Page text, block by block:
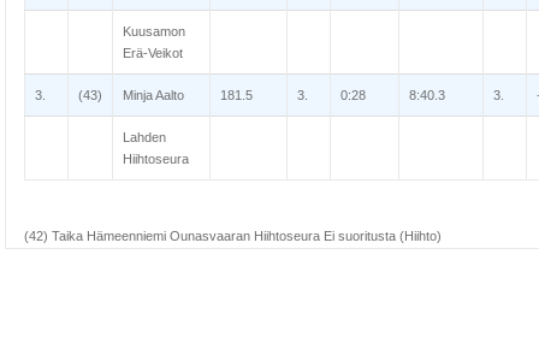
Kuusamon
Erä-Veikot
3. (43) Minja Aalto 181.5 3. 0:28 8:40.3 3.
Lahden
Hiihtoseura
(42) Taika Hämeenniemi Ounasvaaran Hiihtoseura Ei suoritusta (Hiihto)